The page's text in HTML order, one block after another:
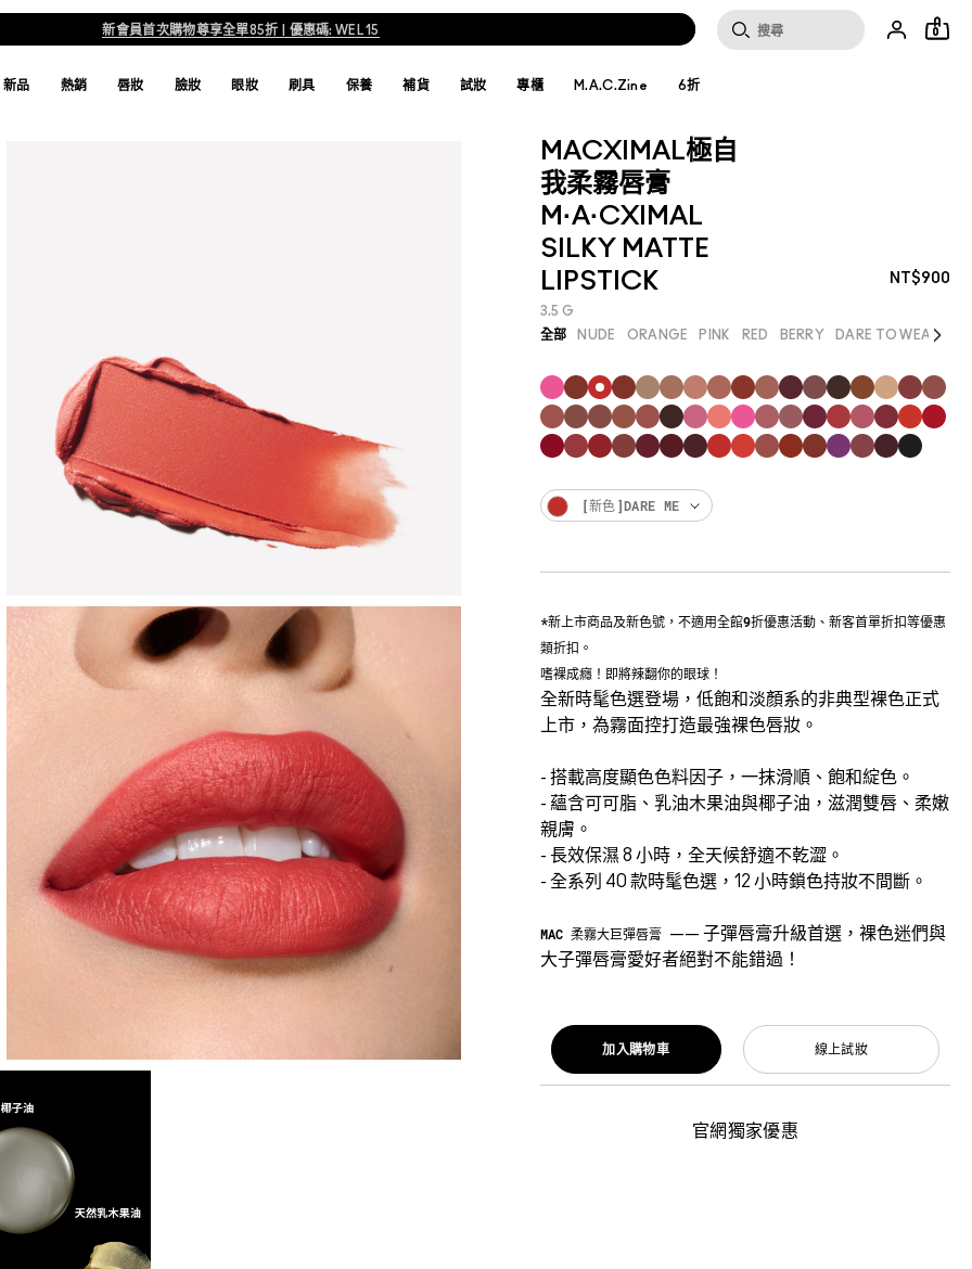
官網限定最高享15% LINE POINTS 回饋 0
新品 熱銷 唇妝 臉妝 眼妝 刷具 保養 補貨 試妝 專櫃 M.A.C.Zine 6折
MACXIMAL極自
我柔霧唇膏
M·A·CXIMAL
SILKY MATTE
LIPSTICK
NT$900
3.5 G
*新上市商品及新色號，不適用全館9折優惠活動、新客首單折扣等優惠
類折扣。
嗜裸成癮！即將辣翻你的眼球！
全新時髦色選登場，低飽和淡顏系的非典型裸色正式
上市，為霧面控打造最強裸色唇妝。
- 搭載高度顯色色料因子，一抹滑順、飽和綻色。
- 蘊含可可脂、乳油木果油與椰子油，滋潤雙唇、柔嫩
親膚。
- 長效保濕 8 小時，全天候舒適不乾澀。
- 全系列 40 款時髦色選，12 小時鎖色持妝不間斷。
MAC 柔霧大巨彈唇膏 —— 子彈唇膏升級首選，裸色迷們與
大子彈唇膏愛好者絕對不能錯過！
全部 NUDE ORANGE PINK RED BERRY DARE TO WEARNext
[新色]DARE ME
線上試妝
加入購物車
官網獨家優惠